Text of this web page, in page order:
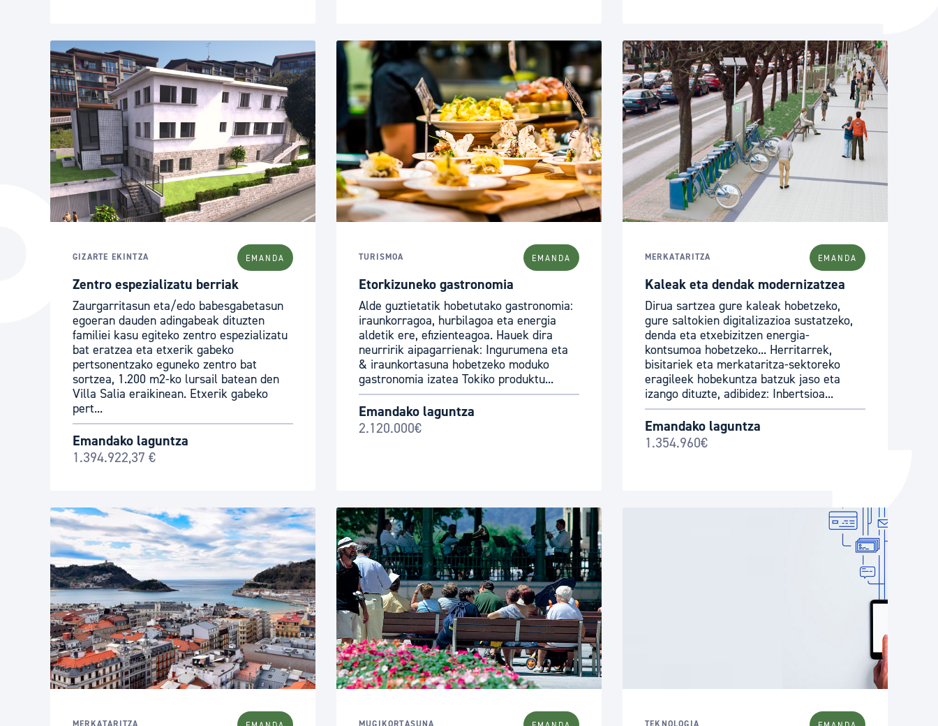
GIZARTE EKINTZA EMANDA
Zentro espezializatu berriak
Zaurgarritasun eta/edo babesgabetasun
egoeran dauden adingabeak dituzten
familiei kasu egiteko zentro espezializatu
bat eratzea eta etxerik gabeko
pertsonentzako eguneko zentro bat
sortzea, 1.200 m2-ko lursail batean den
Villa Salia eraikinean. Etxerik gabeko
pert...
Emandako laguntza
1.394.922,37 €
TURISMOA EMANDA
Etorkizuneko gastronomia
Alde guztietatik hobetutako gastronomia:
iraunkorragoa, hurbilagoa eta energia
aldetik ere, efizienteagoa. Hauek dira
neurririk aipagarrienak: Ingurumena eta
& iraunkortasuna hobetzeko moduko
gastronomia izatea Tokiko produktu...
Emandako laguntza
2.120.000€
MERKATARITZA EMANDA
Kaleak eta dendak modernizatzea
Dirua sartzea gure kaleak hobetzeko,
gure saltokien digitalizazioa sustatzeko,
denda eta etxebizitzen energia-
kontsumoa hobetzeko... Herritarrek,
bisitariek eta merkataritza-sektoreko
eragileek hobekuntza batzuk jaso eta
izango dituzte, adibidez: Inbertsioa...
Emandako laguntza
1.354.960€